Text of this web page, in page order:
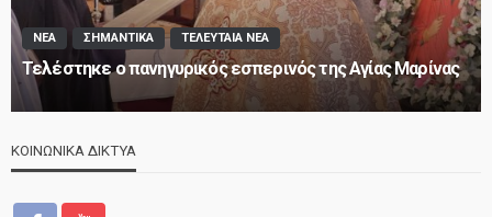
ΝΕΑ ΣΗΜΑΝΤΙΚΑ ΤΕΛΕΥΤΑΙΑ ΝΕΑ
Τελέστηκε ο πανηγυρικός εσπερινός της Αγίας Μαρίνας
ΚΟΙΝΩΝΙΚΑ ΔΙΚΤΥΑ